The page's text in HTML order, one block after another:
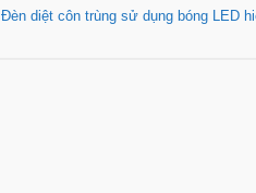
Đèn diệt côn trùng sử dụng bóng LED